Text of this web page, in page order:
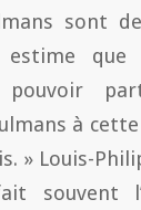
sont
estime que
à cette
» Louis-
souvent